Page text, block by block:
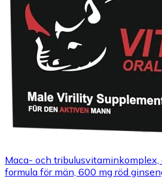
Maca- och
formula för män, 600 mg röd